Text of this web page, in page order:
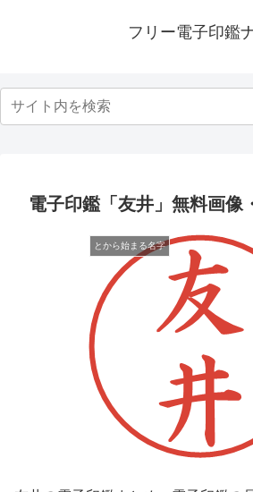
フリー電子印鑑
電子印鑑「友井」無料画像
とから始まる名字